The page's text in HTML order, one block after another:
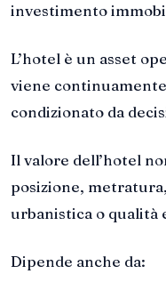
investimento
L’hotel è un asset
viene
condizionato da
Il valore dell’hotel
posizione,
urbanistica o qualità
Dipende anche da: